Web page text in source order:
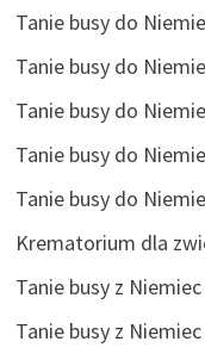
Tanie busy do
Tanie busy do
Tanie busy do
Tanie busy do
Tanie busy do
Krematorium dla
Tanie busy z
Tanie busy z